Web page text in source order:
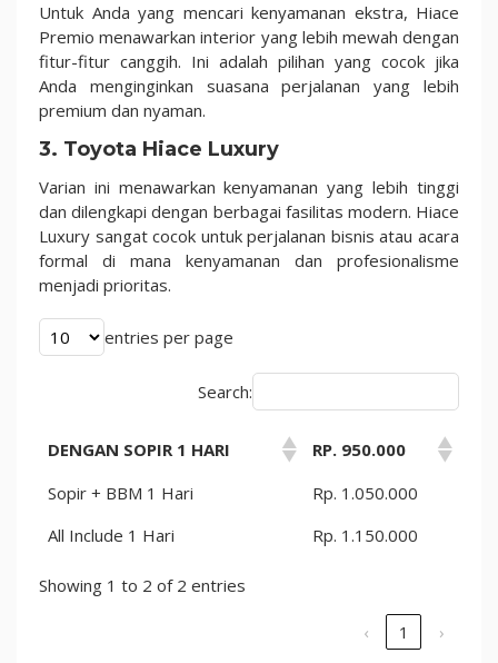
Untuk Anda yang mencari kenyamanan ekstra, Hiace
Premio menawarkan interior yang lebih mewah dengan
fitur-fitur canggih. Ini adalah pilihan yang cocok jika
Anda menginginkan suasana perjalanan yang lebih
premium dan nyaman.
3. Toyota Hiace Luxury
Varian ini menawarkan kenyamanan yang lebih tinggi
dan dilengkapi dengan berbagai fasilitas modern. Hiace
Luxury sangat cocok untuk perjalanan bisnis atau acara
formal di mana kenyamanan dan profesionalisme
menjadi prioritas.
entries per page
Search:
DENGAN SOPIR 1 HARI
RP. 950.000
Sopir + BBM 1 Hari
Rp. 1.050.000
All Include 1 Hari
Rp. 1.150.000
Showing 1 to 2 of 2 entries
‹ 1 ›